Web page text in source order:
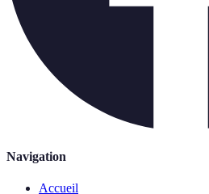
Navigation
Accueil